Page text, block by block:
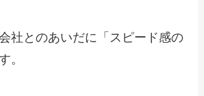
社とのあいだに「スピード感の
。